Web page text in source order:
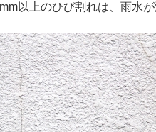
以上のひび割れは、雨水